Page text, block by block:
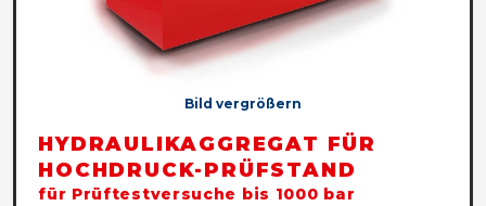
HYDRAULIKAGGREGAT FÜR
HOCHDRUCK-PRÜFSTAND
für Prüftestversuche bis 1000 bar
Bild vergrößern